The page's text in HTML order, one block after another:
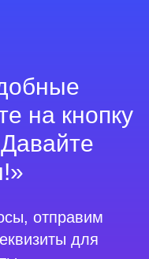
на кнопку
отправим
для